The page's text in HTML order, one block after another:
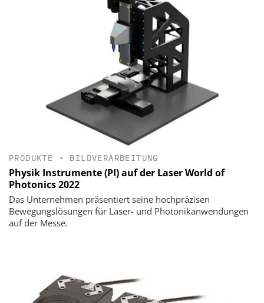
PRODUKTE • BILDVERARBEITUNG
Physik Instrumente (PI) auf der Laser World of
Photonics 2022
Das Unternehmen präsentiert seine hochpräzisen
Bewegungslösungen für Laser- und Photonikanwendungen
auf der Messe.